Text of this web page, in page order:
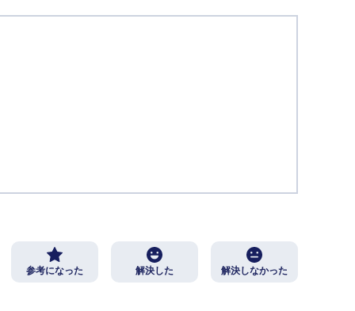
参考になった 解決した 解決しなかった